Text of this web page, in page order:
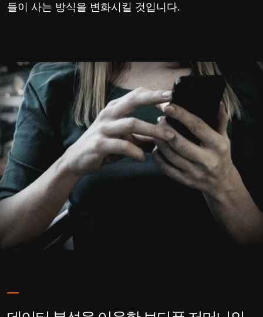
들이 사는 방식을 변화시킬 것입니다.